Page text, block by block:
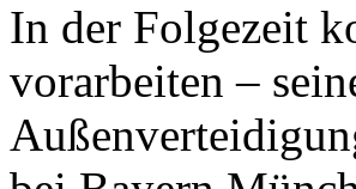
In der Folgezeit
vorarbeiten –